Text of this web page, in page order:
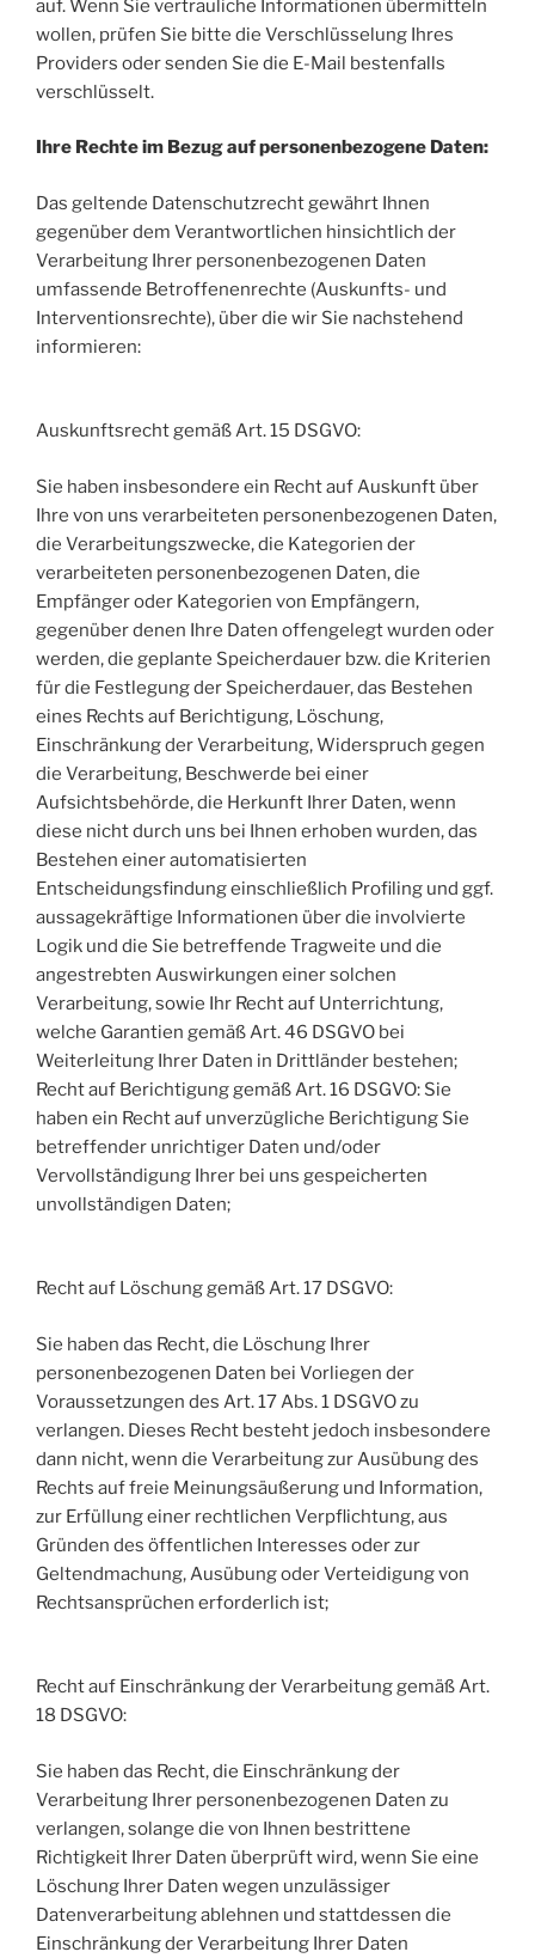
auf. Wenn Sie vertrauliche Informationen übermitteln
wollen, prüfen Sie bitte die Verschlüsselung Ihres
Providers oder senden Sie die E-Mail bestenfalls
verschlüsselt.
Ihre Rechte im Bezug auf personenbezogene Daten:
Das geltende Datenschutzrecht gewährt Ihnen
gegenüber dem Verantwortlichen hinsichtlich der
Verarbeitung Ihrer personenbezogenen Daten
umfassende Betroffenenrechte (Auskunfts- und
Interventionsrechte), über die wir Sie nachstehend
informieren:
Auskunftsrecht gemäß Art. 15 DSGVO:
Sie haben insbesondere ein Recht auf Auskunft über
Ihre von uns verarbeiteten personenbezogenen Daten,
die Verarbeitungszwecke, die Kategorien der
verarbeiteten personenbezogenen Daten, die
Empfänger oder Kategorien von Empfängern,
gegenüber denen Ihre Daten offengelegt wurden oder
werden, die geplante Speicherdauer bzw. die Kriterien
für die Festlegung der Speicherdauer, das Bestehen
eines Rechts auf Berichtigung, Löschung,
Einschränkung der Verarbeitung, Widerspruch gegen
die Verarbeitung, Beschwerde bei einer
Aufsichtsbehörde, die Herkunft Ihrer Daten, wenn
diese nicht durch uns bei Ihnen erhoben wurden, das
Bestehen einer automatisierten
Entscheidungsfindung einschließlich Profiling und ggf.
aussagekräftige Informationen über die involvierte
Logik und die Sie betreffende Tragweite und die
angestrebten Auswirkungen einer solchen
Verarbeitung, sowie Ihr Recht auf Unterrichtung,
welche Garantien gemäß Art. 46 DSGVO bei
Weiterleitung Ihrer Daten in Drittländer bestehen;
Recht auf Berichtigung gemäß Art. 16 DSGVO: Sie
haben ein Recht auf unverzügliche Berichtigung Sie
betreffender unrichtiger Daten und/oder
Vervollständigung Ihrer bei uns gespeicherten
unvollständigen Daten;
Recht auf Löschung gemäß Art. 17 DSGVO:
Sie haben das Recht, die Löschung Ihrer
personenbezogenen Daten bei Vorliegen der
Voraussetzungen des Art. 17 Abs. 1 DSGVO zu
verlangen. Dieses Recht besteht jedoch insbesondere
dann nicht, wenn die Verarbeitung zur Ausübung des
Rechts auf freie Meinungsäußerung und Information,
zur Erfüllung einer rechtlichen Verpflichtung, aus
Gründen des öffentlichen Interesses oder zur
Geltendmachung, Ausübung oder Verteidigung von
Rechtsansprüchen erforderlich ist;
Recht auf Einschränkung der Verarbeitung gemäß Art.
18 DSGVO:
Sie haben das Recht, die Einschränkung der
Verarbeitung Ihrer personenbezogenen Daten zu
verlangen, solange die von Ihnen bestrittene
Richtigkeit Ihrer Daten überprüft wird, wenn Sie eine
Löschung Ihrer Daten wegen unzulässiger
Datenverarbeitung ablehnen und stattdessen die
Einschränkung der Verarbeitung Ihrer Daten